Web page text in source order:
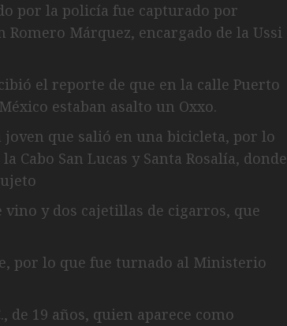
por la policía fue capturado por
Márquez, encargado de la Ussi
el reporte de que en la calle Puerto
estaban asalto un Oxxo.
que salió en una bicicleta, por lo
Cabo San Lucas y Santa Rosalía, donde
y dos cajetillas de cigarros, que
por lo que fue turnado al Ministerio
de 19 años, quien aparece como